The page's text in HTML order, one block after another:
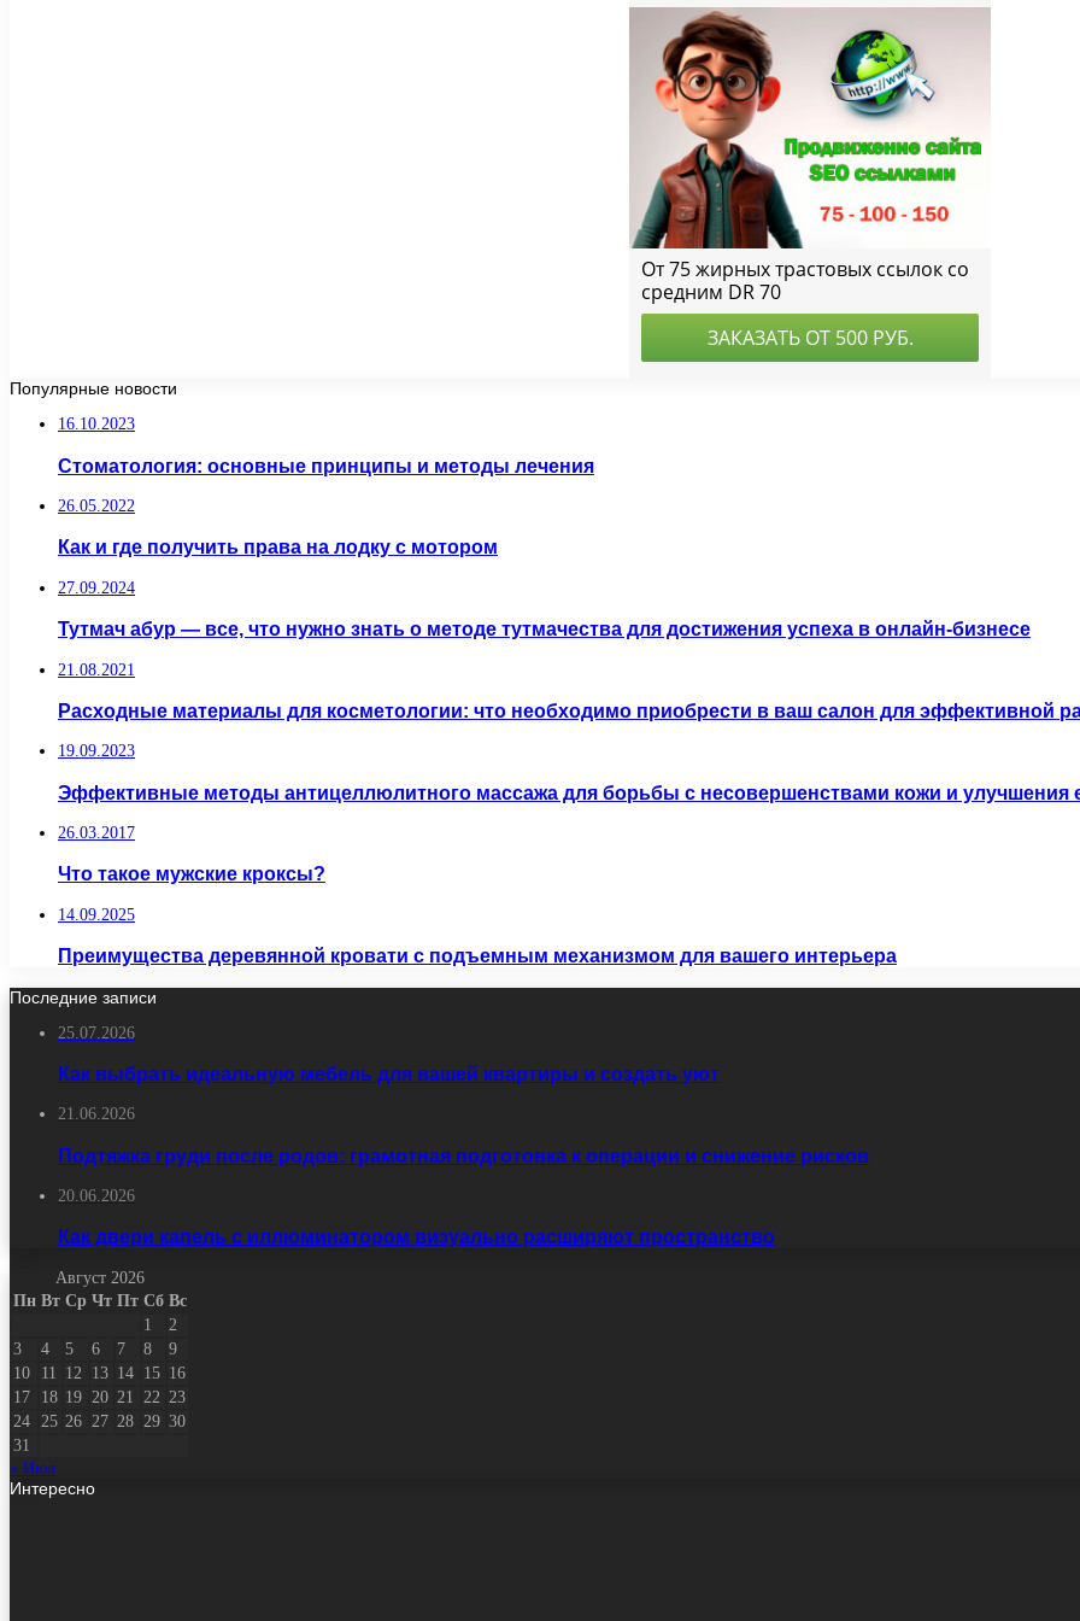
Популярные новости
16.10.2023
Стоматология: основные принципы и методы лечения
26.05.2022
Как и где получить права на лодку с мотором
27.09.2024
Тутмач абур — все, что нужно знать о методе тутмачества для достижения успеха в онлайн-бизнесе
21.08.2021
Расходные материалы для косметологии: что необходимо приобрести в ваш салон для эффективной
19.09.2023
Эффективные методы антицеллюлитного массажа для борьбы с несовершенствами кожи и улучшения
26.03.2017
Что такое мужские кроксы?
14.09.2025
Преимущества деревянной кровати с подъемным механизмом для вашего интерьера
Последние записи
25.07.2026
Как выбрать идеальную мебель для вашей квартиры и создать уют
21.06.2026
Подтяжка груди после родов: грамотная подготовка к операции и снижение рисков
20.06.2026
Как двери капель с иллюминатором визуально расширяют пространство
Август 2026
Пн Вт Ср Чт Пт Сб Вс
1
2
3
4 5 6 7 8
9
10
11 12 13 14 15 16
17
18 19 20 21 22 23
24
25 26 27 28 29 30
31
« Июл
Интересно